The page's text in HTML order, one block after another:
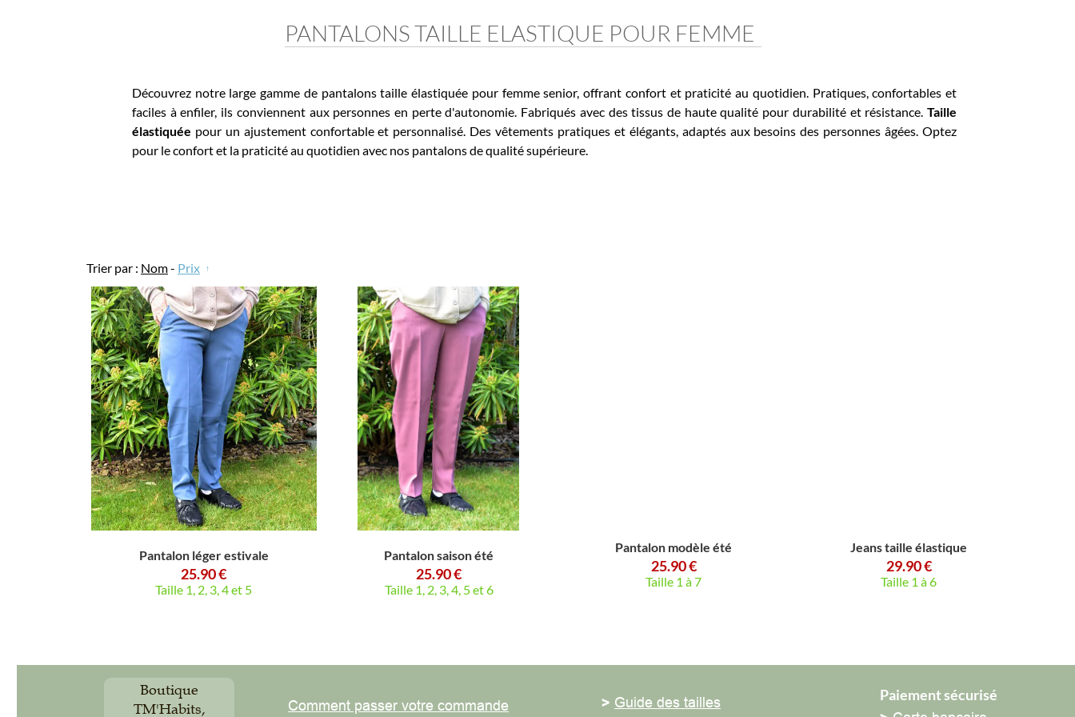
Comment passer votre commande Guide des tailles Paiement sécurisé
Boutique
TM'Habits,
PANTALONSTAILLE ELASTIQUE POUR FEMME
Découvrez notre large gamme de pantalons taille élastiquée pour femme senior, offrant confort et praticité au quotidien. Pratiques, confortables et
faciles à enfiler, ils conviennent aux personnes en perte d'autonomie. Fabriqués avec des tissus de haute qualité pour durabilité et résistance.Taille
élastiquéepour un ajustement confortable et personnalisé. Des vêtements pratiques et élégants, adaptés aux besoins des personnes âgées. Optez
pour le confort et la praticité au quotidien avec nos pantalons de qualité supérieure.
Trier par :Nom-Prix
Pantalon léger estivale
25.90 €
Taille 1, 2, 3, 4 et 5
Pantalon saison été
25.90 €
Taille 1, 2, 3, 4, 5 et 6
Pantalon modèle été
25.90 €
Taille 1 à 7
Jeans taille élastique
29.90 €
Taille 1 à 6